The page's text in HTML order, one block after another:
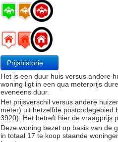
Prijshistorie
Het is een duur huis versus andere
woning ligt in een qua meterprijs
eveneens duur.
Het prijsverschil versus andere
meter) uit hetzelfde postcodegebied
3920). Het betreft hier de vraagprijs
Deze woning bezet op basis van de
in totaal 17 te koop staande